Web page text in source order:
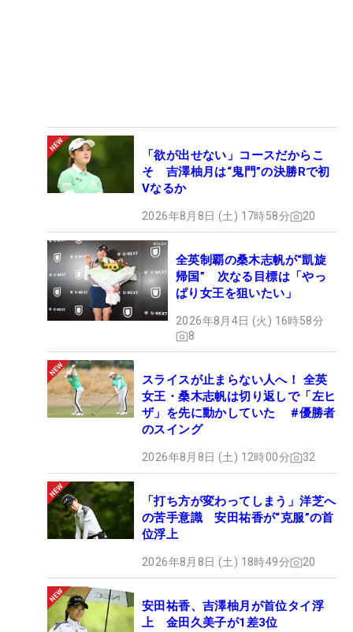
「欲が出せない」コースだからこ
そ 吉澤柚月は“鬼門”の決勝Rで初
Vなるか
2026年8月8日 (土) 17時58分 20
全英制覇の桑木志帆が“凱旋
帰国” 次なる目標は「やっ
ぱり女王を狙いたい」
2026年8月4日 (火) 16時58分
8
スライスが止まらない人へ！ 全英
女王・桑木志帆は切り返しで「左ヒ
ザ」を先に動かしていた #優勝者
のスイング
2026年8月8日 (土) 12時00分 32
「打ち方が変わってしまう」洋芝へ
の苦手意識 安田祐香が“克服”の首
位浮上
2026年8月8日 (土) 18時49分 20
安田祐香、吉澤柚月が首位タイ浮
上 金田久美子が1差3位